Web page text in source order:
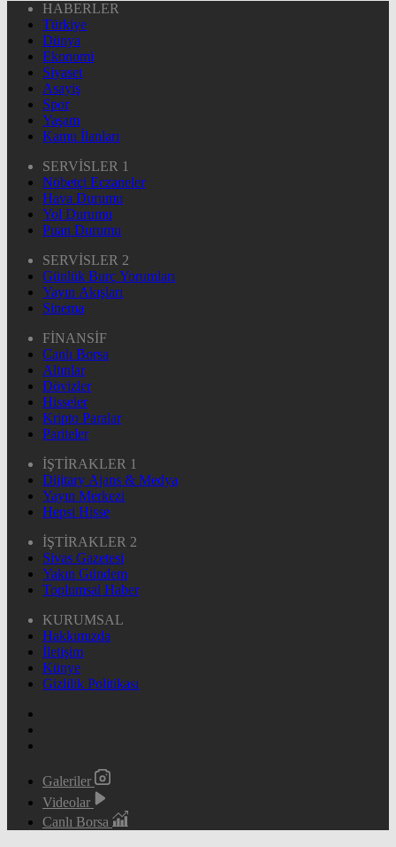
HABERLER
Türkiye
Dünya
Ekonomi
Siyaset
Asayiş
Spor
Yaşam
Kamu İlanları
SERVİSLER 1
Nöbetçi Eczaneler
Hava Durumu
Yol Durumu
Puan Durumu
SERVİSLER 2
Günlük Burç Yorumları
Yayın Akışları
Sinema
FİNANSİF
Canlı Borsa
Altınlar
Dövizler
Hisseler
Kripto Paralar
Pariteler
İŞTİRAKLER 1
Dijitary Ajans & Medya
Yayın Merkezi
Hepsi Hisse
İŞTİRAKLER 2
Sivas Gazetesi
Yakın Gündem
Toplumsal Haber
KURUMSAL
Hakkımızda
İletişim
Künye
Gizlilik Politikası
Galeriler
Videolar
Canlı Borsa